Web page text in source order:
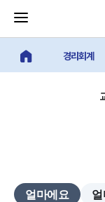
기
버
튼
얼마에요 메인경리회계
얼마에요